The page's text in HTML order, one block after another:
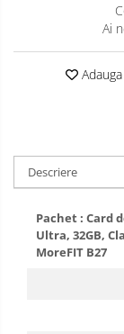
Ai
Adauga
Descriere
Pachet : Card
Ultra, 32GB,
MoreFIT B27